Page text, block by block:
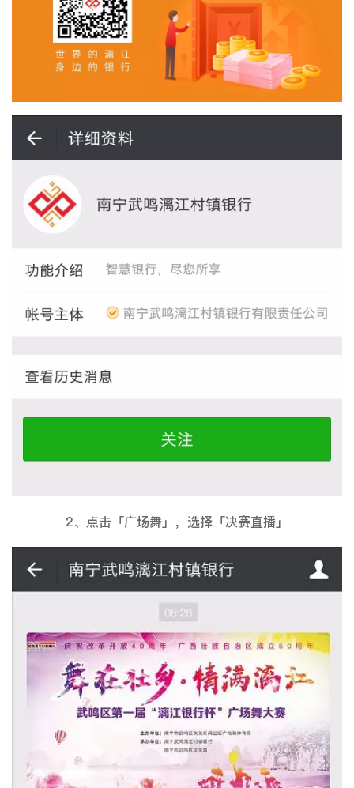
2、点击「广场舞」，选择「决赛直播」